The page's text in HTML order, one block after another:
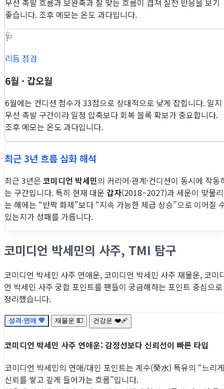
우선 촉발 흐름과 보완축과 잘 맞는 흐름이 겹쳐 실전 반응을 보기
좋습니다. 조후 메모는 온도 과다입니다.
🩺
리듬 점검
6월 · 갑오월
6월에는 컨디션 점수가 33점으로 상대적으로 낮게 잡힙니다. 일지
우선 촉발 구간이라 일정 압축보다 회복 블록 확보가 중요합니다.
조후 메모는 온도 과다입니다.
최근 3년 흐름 심화 해석
최근 3년은 코미디언 박세민의 커리어·관계·컨디션이 동시에 작동
는 구간입니다. 특히 현재 대운 갑자(2018–2027)과 세운이 맞물리
는 해에는 “반짝 화제”보다 “지속 가능한 체급 상승”으로 이어질
있는지가 성패를 가릅니다.
코미디언 박세민의 사주, TMI 탐구
코미디언 박세민 사주 연애운, 코미디언 박세민 사주 재물운, 코미
언 박세민 사주 궁합 포인트를 팬들이 궁금해하는 포인트 중심으로
정리했습니다.
성격·연애 💖 재물운 💵 건강운 ❤️‍🩹
코미디언 박세민 사주 연애운: 감정선보다 신뢰선이 빠른 타입
코미디언 박세민의 연애/대인 포인트는 계수(癸水) 특유의 “느리게
신뢰를 쌓고 깊게 들어가는 흐름”입니다.